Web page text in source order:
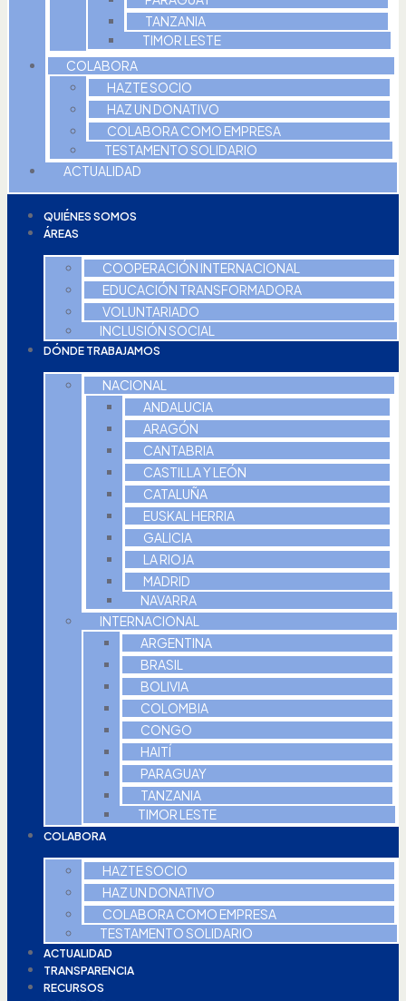
TANZANIA
TIMOR LESTE
COLABORA
HAZTE SOCIO
HAZ UN DONATIVO
COLABORA COMO EMPRESA
TESTAMENTO SOLIDARIO
ACTUALIDAD
QUIÉNES SOMOS
ÁREAS
COOPERACIÓN INTERNACIONAL
EDUCACIÓN TRANSFORMADORA
VOLUNTARIADO
INCLUSIÓN SOCIAL
DÓNDE TRABAJAMOS
NACIONAL
ANDALUCIA
ARAGÓN
CANTABRIA
CASTILLA Y LEÓN
CATALUÑA
EUSKAL HERRIA
GALICIA
LA RIOJA
MADRID
NAVARRA
INTERNACIONAL
ARGENTINA
BRASIL
BOLIVIA
COLOMBIA
CONGO
HAITÍ
PARAGUAY
TANZANIA
TIMOR LESTE
COLABORA
HAZTE SOCIO
HAZ UN DONATIVO
COLABORA COMO EMPRESA
TESTAMENTO SOLIDARIO
ACTUALIDAD
TRANSPARENCIA
RECURSOS